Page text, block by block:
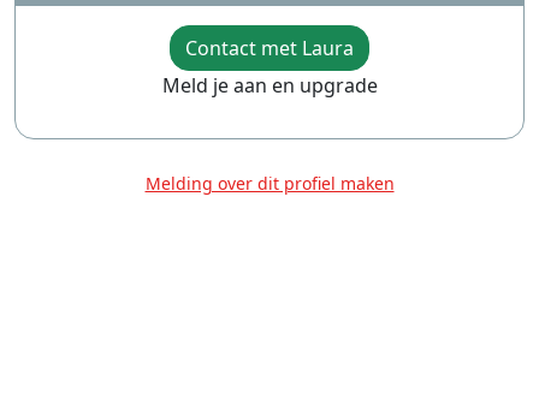
Contact met Laura
Meld je aan en upgrade
Melding over dit profiel maken